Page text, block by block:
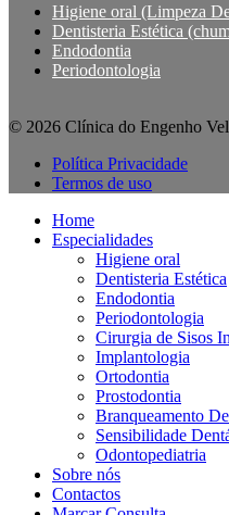
Higiene oral (Limpeza
Dentisteria Estética
Endodontia
Periodontologia
© 2026 Clínica do Engenho
Política Privacidade
Termos de uso
Home
Especialidades
Higiene oral
Dentisteria Estética
Endodontia
Periodontologia
Cirurgia de Sisos
Implantologia
Ortodontia
Prostodontia
Branqueamento
Sensibilidade
Odontopediatria
Sobre nós
Contactos